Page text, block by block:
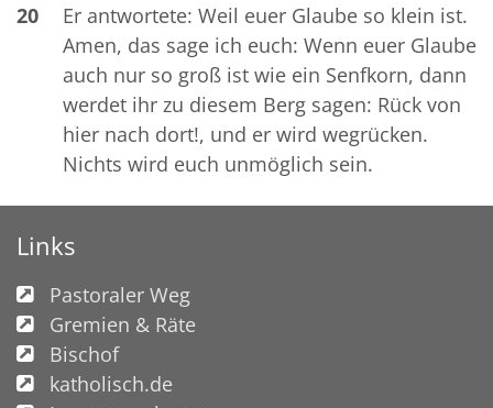
20
Er antwortete: Weil euer Glaube so klein ist.
Amen, das sage ich euch: Wenn euer Glaube
auch nur so groß ist wie ein Senfkorn, dann
werdet ihr zu diesem Berg sagen: Rück von
hier nach dort!, und er wird wegrücken.
Nichts wird euch unmöglich sein.
Links
Pastoraler Weg
Gremien & Räte
Bischof
katholisch.de